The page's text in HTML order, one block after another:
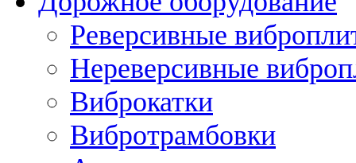
Реверсивные
Нереверсивные
Виброкатки
Вибротрамбовки